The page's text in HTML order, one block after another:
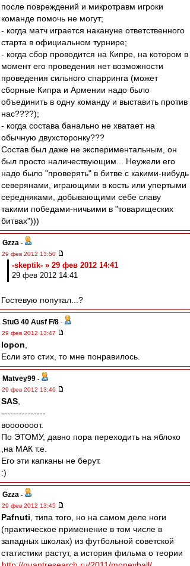
после повреждений и микротравм игроки
команде помочь не могут;
- когда матч играется накануне ответственного
старта в официальном турнире;
- когда сбор проводится на Кипре, на котором в
момент его проведения нет возможности
проведения сильного спарринга (может
сборные Кипра и Армении надо было
объединить в одну команду и выставить против
нас????);
- когда состава банально не хватает на
обычную двухсторонку???
Состав был даже не экспериментальным, он
был просто наличествующим... Неужели его
надо было "проверять" в битве с какими-нибудь
северянами, играющими в кость или упертыми
середняками, добывающими себе славу
такими победами-ничьими в "товарищеских
битвах")))
Gzza -
29 фев 2012 13:50
-skeptik- » 29 фев 2012 14:41
29 фев 2012 14:41
Гостевую попутал...?
StuG 40 Ausf F/8 -
29 фев 2012 13:47
lopon
Если это стих, то мне понравилось.
Matvey99 -
29 фев 2012 13:46
SAS
---------------
вооооооот.
По ЭТОМУ, давно пора переходить на яблоко
,на МАК т.е.
Его эти капканы не берут.
:)
Gzza -
29 фев 2012 13:45
Pafnuti , типа того, но на самом деле ноги
(практическое применение в том числе в
западных школах) из футбольной советской
статистики растут, а история фильма о теории